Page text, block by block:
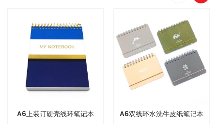
A6上装订硬壳线环笔记本 A6双线环水洗牛皮纸笔记本